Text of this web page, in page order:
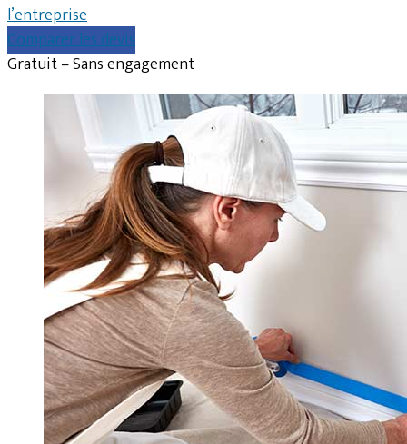
l’entreprise
Comparer les devis
Gratuit – Sans engagement